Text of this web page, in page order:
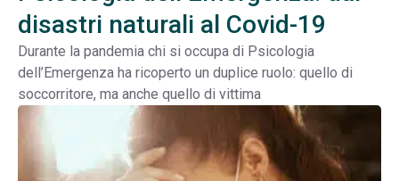
disastri naturali al Covid-19
Durante la pandemia chi si occupa di Psicologia
dell’Emergenza ha ricoperto un duplice ruolo: quello di
soccorritore, ma anche quello di vittima